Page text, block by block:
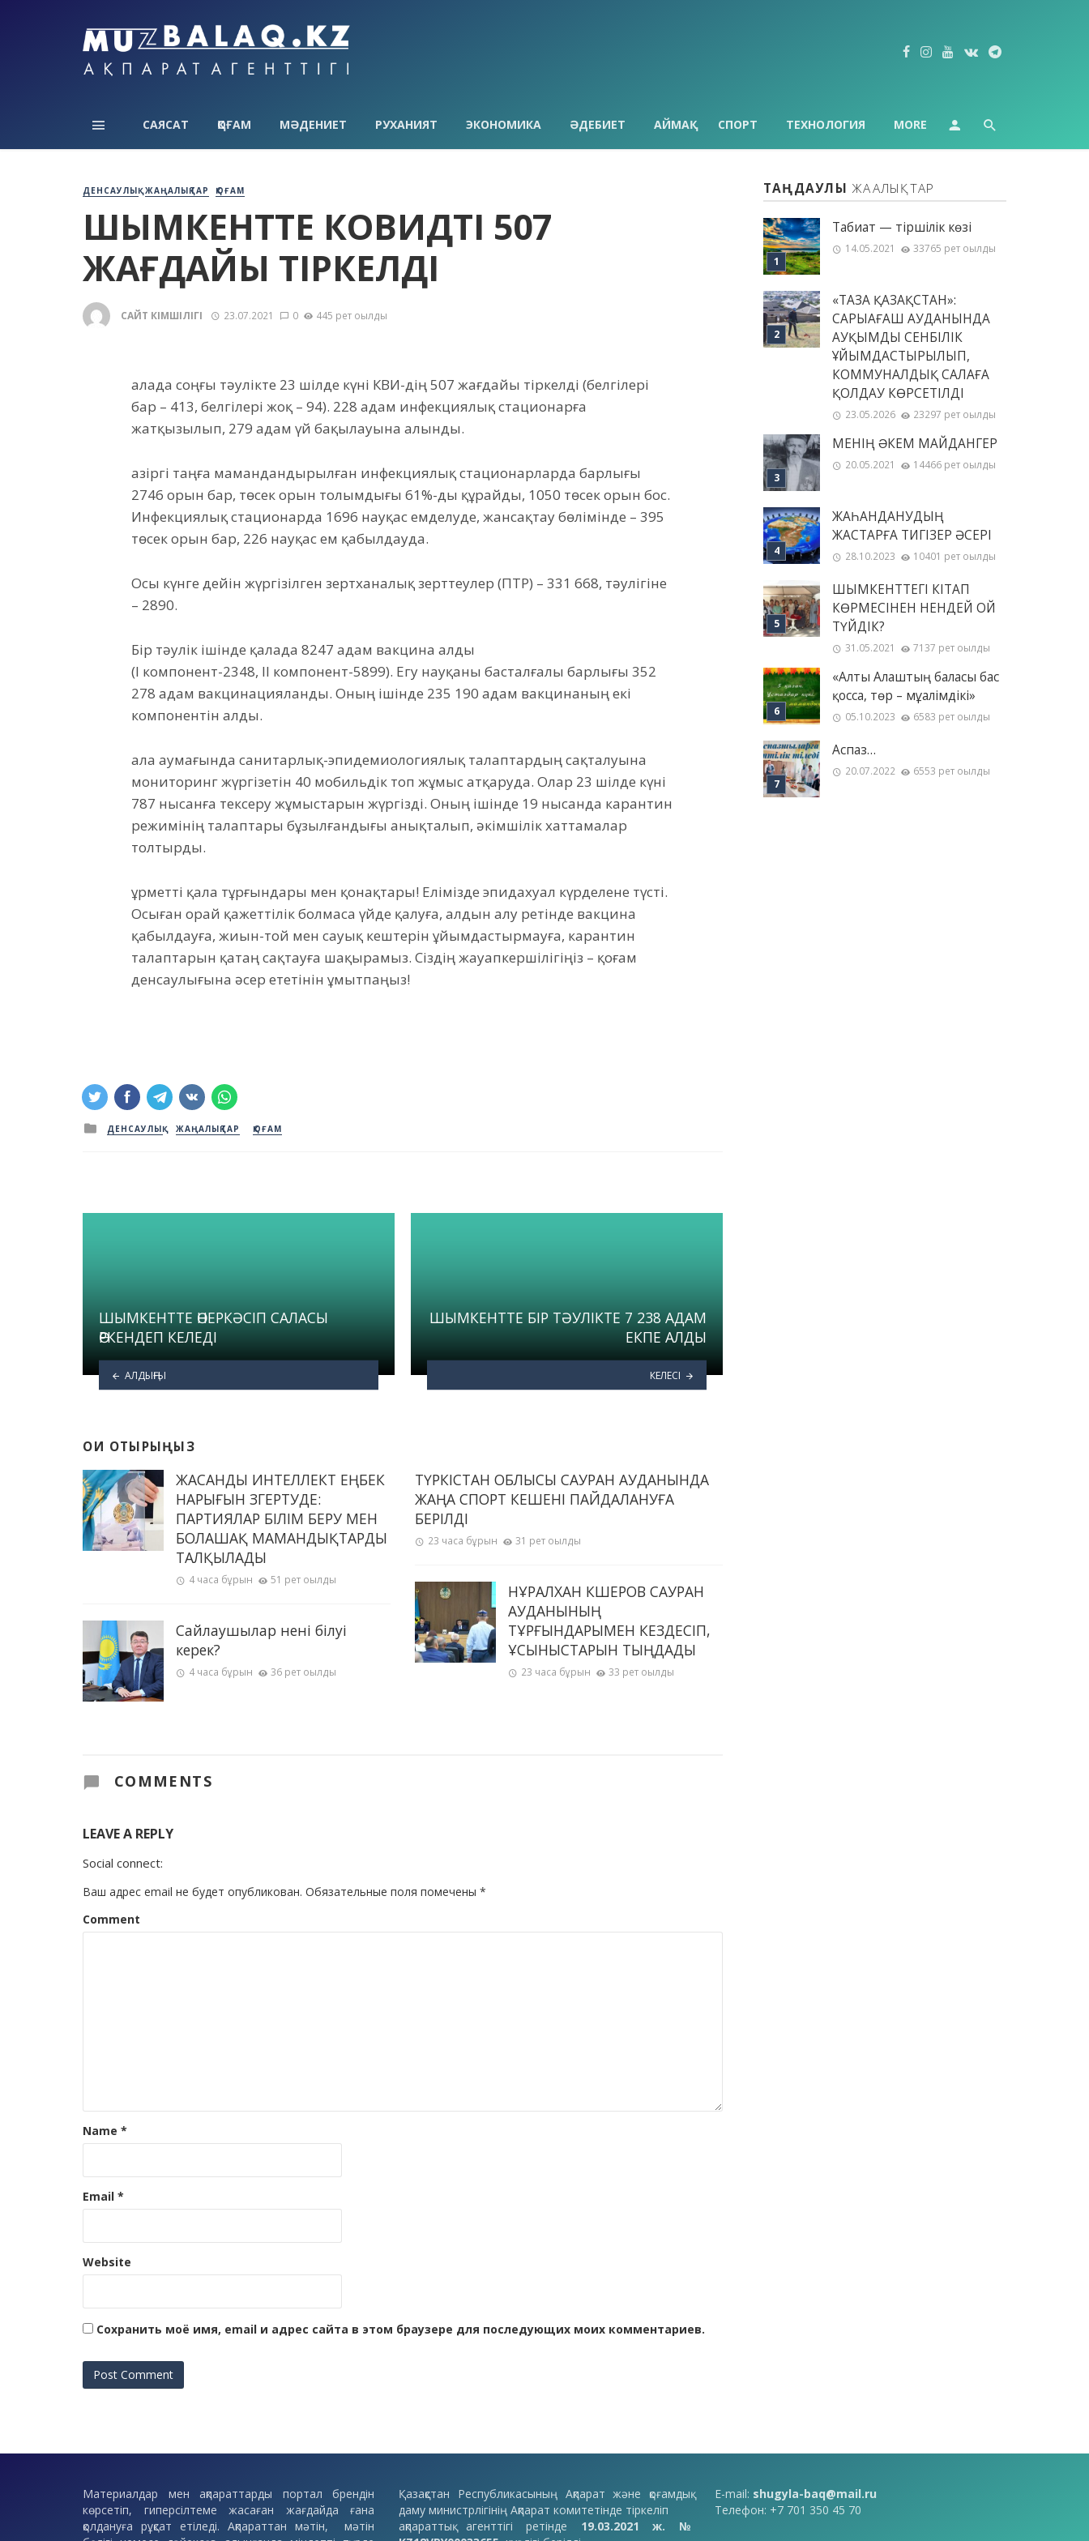
САЯСАТ ҚОҒАМ МӘДЕНИЕТ РУХАНИЯТ ЭКОНОМИКА ӘДЕБИЕТ АЙМАҚ СПОРТ ТЕХНОЛОГИЯ MORE
ДЕНСАУЛЫҚ ЖАҢАЛЫҚТАР ҚОҒАМ
ШЫМКЕНТТЕ КОВИДТІҢ 507
ЖАҒДАЙЫ ТІРКЕЛДІ
САЙТ ӘКІМШІЛІГІ 23.07.2021 0 445 рет оқылды
Қалада соңғы тәулікте 23 шілде күні КВИ-дің 507 жағдайы тіркелді (белгілері
бар – 413, белгілері жоқ – 94). 228 адам инфекциялық стационарға
жатқызылып, 279 адам үй бақылауына алынды.
Қазіргі таңға мамандандырылған инфекциялық стационарларда барлығы
2746 орын бар, төсек орын толымдығы 61%-ды құрайды, 1050 төсек орын бос.
Инфекциялық стационарда 1696 науқас емделуде, жансақтау бөлімінде – 395
төсек орын бар, 226 науқас ем қабылдауда.
Осы күнге дейін жүргізілген зертханалық зерттеулер (ПТР) – 331 668, тәулігіне
– 2890.
Бір тәулік ішінде қалада 8247 адам вакцина алды
(I компонент-2348, II компонент-5899). Егу науқаны басталғалы барлығы 352
278 адам вакцинацияланды. Оның ішінде 235 190 адам вакцинаның екі
компонентін алды.
Қала аумағында санитарлық-эпидемиологиялық талаптардың сақталуына
мониторинг жүргізетін 40 мобильдік топ жұмыс атқаруда. Олар 23 шілде күні
787 нысанға тексеру жұмыстарын жүргізді. Оның ішінде 19 нысанда карантин
режимінің талаптары бұзылғандығы анықталып, әкімшілік хаттамалар
толтырды.
Құрметті қала тұрғындары мен қонақтары! Елімізде эпидахуал күрделене түсті.
Осыған орай қажеттілік болмаса үйде қалуға, алдын алу ретінде вакцина
қабылдауға, жиын-той мен сауық кештерін ұйымдастырмауға, карантин
талаптарын қатаң сақтауға шақырамыз. Сіздің жауапкершілігіңіз – қоғам
денсаулығына әсер ететінін ұмытпаңыз!
Posted
in
ДЕНСАУЛЫҚ ЖАҢАЛЫҚТАР ҚОҒАМ
ШЫМКЕНТТЕ ӨНЕРКӘСІП САЛАСЫ
ӨРКЕНДЕП КЕЛЕДІ
АЛДЫҢҒЫ
ШЫМКЕНТТЕ БІР ТӘУЛІКТЕ 7 238 АДАМ
ЕКПЕ АЛДЫ
КЕЛЕСІ
ОҚИ ОТЫРЫҢЫЗ
ЖАСАНДЫ ИНТЕЛЛЕКТ ЕҢБЕК
НАРЫҒЫН ӨЗГЕРТУДЕ:
ПАРТИЯЛАР БІЛІМ БЕРУ МЕН
БОЛАШАҚ МАМАНДЫҚТАРДЫ
ТАЛҚЫЛАДЫ
4 часа бұрын 51 рет оқылды
Сайлаушылар нені білуі
керек?
4 часа бұрын 36 рет оқылды
ТҮРКІСТАН ОБЛЫСЫ САУРАН АУДАНЫНДА
ЖАҢА СПОРТ КЕШЕНІ ПАЙДАЛАНУҒА
БЕРІЛДІ
23 часа бұрын 31 рет оқылды
НҰРАЛХАН КӨШЕРОВ САУРАН
АУДАНЫНЫҢ
ТҰРҒЫНДАРЫМЕН КЕЗДЕСІП,
ҰСЫНЫСТАРЫН ТЫҢДАДЫ
23 часа бұрын 33 рет оқылды
COMMENTS
LEAVE A REPLY
Social connect:
Ваш адрес email не будет опубликован. Обязательные поля помечены *
Comment
Name *
Email *
Website
Сохранить моё имя, email и адрес сайта в этом браузере для последующих моих комментариев.
ТАҢДАУЛЫ ЖАҢАЛЫҚТАР
Табиғат — тіршілік көзі
14.05.2021 33765 рет оқылды
«ТАЗА ҚАЗАҚСТАН»:
САРЫАҒАШ АУДАНЫНДА
АУҚЫМДЫ СЕНБІЛІК
ҰЙЫМДАСТЫРЫЛЫП,
КОММУНАЛДЫҚ САЛАҒА
ҚОЛДАУ КӨРСЕТІЛДІ
23.05.2026 23297 рет оқылды
МЕНІҢ ƏКЕМ МАЙДАНГЕР
20.05.2021 14466 рет оқылды
ЖАҺАНДАНУДЫҢ
ЖАСТАРҒА ТИГІЗЕР ӘСЕРІ
28.10.2023 10401 рет оқылды
ШЫМКЕНТТЕГІ КІТАП
КӨРМЕСІНЕН НЕНДЕЙ ОЙ
ТҮЙДІК?
31.05.2021 7137 рет оқылды
«Алты Алаштың баласы бас
қосса, төр – мұғалімдікі»
05.10.2023 6583 рет оқылды
Аспаз…
20.07.2022 6553 рет оқылды
Материалдар мен ақпараттарды портал брендін
көрсетіп, гиперсілтеме жасаған жағдайда ғана
қолдануға рұқсат етіледі. Ақпараттан мәтін, мәтін
Қазақстан Республикасының Ақпарат және қоғамдық
даму министрлігінің Ақпарат комитетінде тіркеліп
ақпараттық агенттігі ретінде 19.03.2021 ж. №
E-mail: shugyla-baq@mail.ru
Телефон: +7 701 350 45 70